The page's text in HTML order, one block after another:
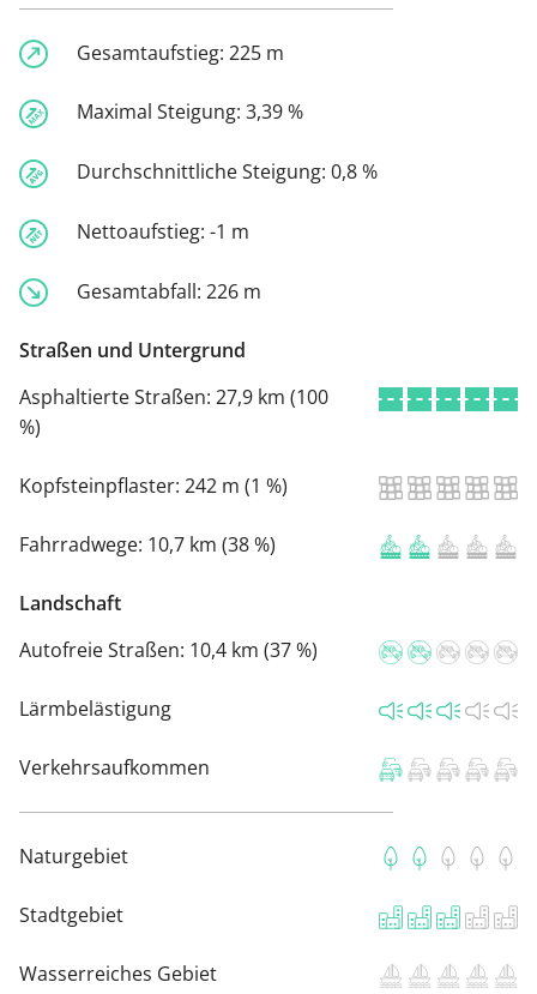
Gesamtaufstieg: 225 m
Maximal Steigung: 3,39 %
Durchschnittliche Steigung: 0,8 %
Nettoaufstieg: -1 m
Gesamtabfall: 226 m
Straßen und Untergrund
Asphaltierte Straßen: 27,9 km (100
%)
Kopfsteinpflaster: 242 m (1 %)
Fahrradwege: 10,7 km (38 %)
Landschaft
Autofreie Straßen: 10,4 km (37 %)
Lärmbelästigung
Verkehrsaufkommen
Naturgebiet
Stadtgebiet
Wasserreiches Gebiet